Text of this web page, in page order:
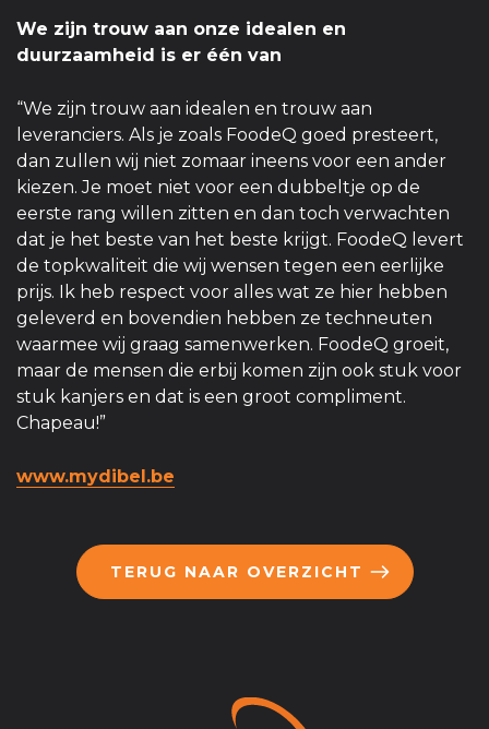
We zijn trouw aan onze idealen en
duurzaamheid is er één van
“We zijn trouw aan idealen en trouw aan
leveranciers. Als je zoals FoodeQ goed presteert,
dan zullen wij niet zomaar ineens voor een ander
kiezen. Je moet niet voor een dubbeltje op de
eerste rang willen zitten en dan toch verwachten
dat je het beste van het beste krijgt. FoodeQ levert
de topkwaliteit die wij wensen tegen een eerlijke
prijs. Ik heb respect voor alles wat ze hier hebben
geleverd en bovendien hebben ze techneuten
waarmee wij graag samenwerken. FoodeQ groeit,
maar de mensen die erbij komen zijn ook stuk voor
stuk kanjers en dat is een groot compliment.
Chapeau!”
www.mydibel.be
TERUG NAAR OVERZICHT